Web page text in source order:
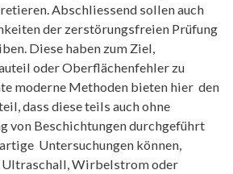
Abschliessend sollen auch
der zerstörungsfreien Prüfung
Diese haben zum Ziel,
oder Oberflächenfehler zu
moderne Methoden bieten hier den
dass diese teils auch ohne
von Beschichtungen durchgeführt
Untersuchungen können,
Wirbelstrom oder